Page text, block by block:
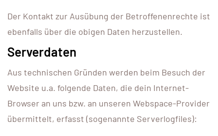
Der Kontakt zur Ausübung der Betroffenenrechte ist
ebenfalls über die obigen Daten herzustellen.
Serverdaten
Aus technischen Gründen werden beim Besuch der
Website u.a. folgende Daten, die dein Internet-
Browser an uns bzw. an unseren Webspace-Provider
übermittelt, erfasst (sogenannte Serverlogfiles):